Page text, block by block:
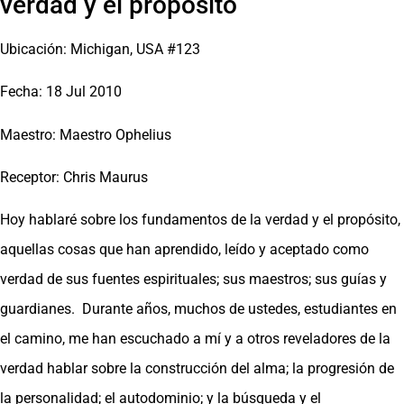
Ubicación: Michigan, USA #123
Fecha: 18 Jul 2010
Maestro: Maestro Ophelius
Receptor: Chris Maurus
Hoy hablaré sobre los fundamentos de la verdad y el propósito,
aquellas cosas que han aprendido, leído y aceptado como
verdad de sus fuentes espirituales; sus maestros; sus guías y
guardianes. Durante años, muchos de ustedes, estudiantes en
el camino, me han escuchado a mí y a otros reveladores de la
verdad hablar sobre la construcción del alma; la progresión de
la personalidad; el autodominio; y la búsqueda y el